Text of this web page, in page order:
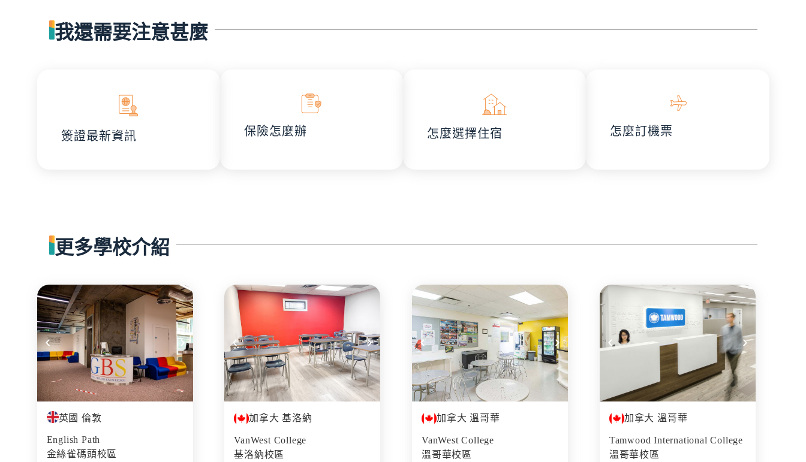
我還需要注意甚麼
簽證最新資訊 保險怎麼辦 怎麼選擇住宿 怎麼訂機票
更多學校介紹
英國 倫敦
English Path
金絲雀碼頭校區
加拿大 基洛納
VanWest College
基洛納校區
加拿大 溫哥華
VanWest College
溫哥華校區
加拿大 溫哥華
Tamwood International College
溫哥華校區